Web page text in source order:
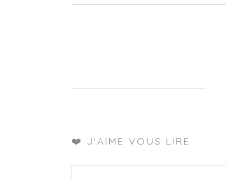
❤️ J'AIME VOUS LIRE